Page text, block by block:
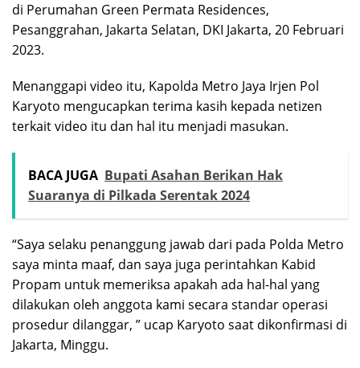
di Perumahan Green Permata Residences,
Pesanggrahan, Jakarta Selatan, DKI Jakarta, 20 Februari
2023.
Menanggapi video itu, Kapolda Metro Jaya Irjen Pol
Karyoto mengucapkan terima kasih kepada netizen
terkait video itu dan hal itu menjadi masukan.
BACA JUGA Bupati Asahan Berikan Hak
Suaranya di Pilkada Serentak 2024
“Saya selaku penanggung jawab dari pada Polda Metro
saya minta maaf, dan saya juga perintahkan Kabid
Propam untuk memeriksa apakah ada hal-hal yang
dilakukan oleh anggota kami secara standar operasi
prosedur dilanggar, ” ucap Karyoto saat dikonfirmasi di
Jakarta, Minggu.